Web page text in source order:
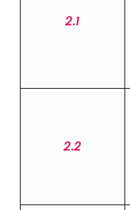
2.1
2.2